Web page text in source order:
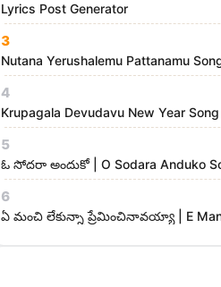
Lyrics Post Generator
3
Nutana Yerushalemu Pattanamu
4
Krupagala Devudavu New Year Song
5
ఓ సోదరా అందుకో | O Sodara Anduko
6
ఏ మంచి లేకున్నా ప్రేమించినావయ్యా | E